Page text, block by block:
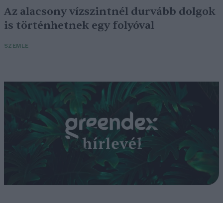
Az alacsony vízszintnél durvább dolgok
is történhetnek egy folyóval
SZEMLE